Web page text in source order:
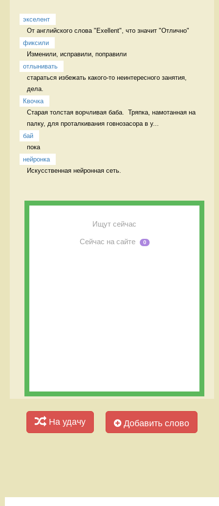
экселент
От английского слова "Exellent", что значит "Отлично"
фиксили
Изменили, исправили, поправили
отлынивать
стараться избежать какого-то неинтересного занятия,
дела.
Квочка
Старая толстая ворчливая баба.  Тряпка, намотанная на
палку, для проталкивания говнозасора в у...
бай
пока
нейронка
Искусственная нейронная сеть.
Ищут сейчас
Сейчас на сайте 0
На удачу Добавить слово